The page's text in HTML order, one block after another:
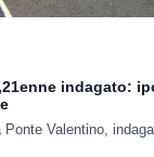
indagato:
Valentino,